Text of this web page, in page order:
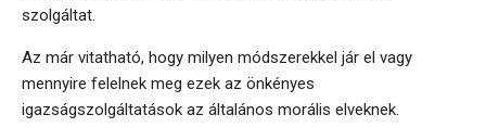
szolgáltat.
Az már vitatható, hogy milyen módszerekkel jár el vagy
mennyire felelnek meg ezek az önkényes
igazságszolgáltatások az általános morális elveknek.